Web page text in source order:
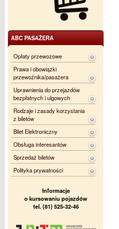
ABC PASAŻERA
Opłaty przewozowe
Prawa i obowiązki
przewoźnika/pasażera
Uprawnienia do przejazdów
bezpłatnych i ulgowych
Rodzaje i zasady korzystania
z biletów
Bilet Elektroniczny
Obsługa interesantów
Sprzedaż biletów
Polityka prywatności
Informacje
o kursowaniu pojazdów
tel. (81) 525-32-46